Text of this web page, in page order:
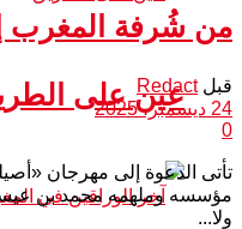
عين على
من شُرفة المغرب
قبل Redact
24 ديسمبر، 2025
0
تأتى الدعوة إلى مهرجان
مؤسسه وملهمه محمد بن
ولا...